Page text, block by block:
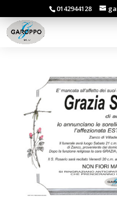
0142944128